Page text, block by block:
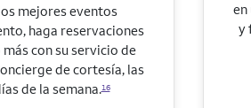
mejores eventos
haga reservaciones
con su servicio de
de cortesía, las
de la semana.16
en
y